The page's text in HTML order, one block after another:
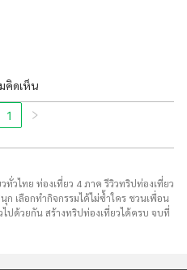
คิดเห็น
1
วไทย ท่องเที่ยว 4 ภาค รีวิวทริปท่องเที่ยว
เลือกทำกิจกรรมได้ไม่ซ้ำใคร ชวนเพื่อน
ปด้วยกัน สร้างทริปท่องเที่ยวได้ครบ จบที่